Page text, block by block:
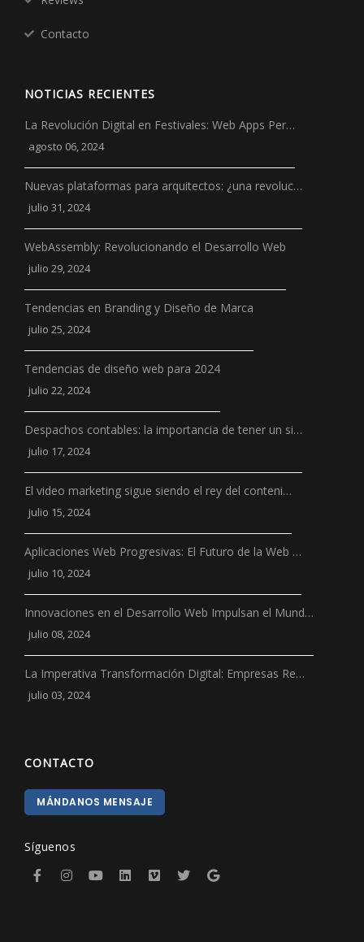
Contacto
NOTICIAS RECIENTES
La Revolución Digital en Festivales: Web Apps Per…
agosto 06, 2024
Nuevas plataformas para arquitectos: ¿una revoluc…
julio 31, 2024
WebAssembly: Revolucionando el Desarrollo Web
julio 29, 2024
Tendencias en Branding y Diseño de Marca
julio 25, 2024
Tendencias de diseño web para 2024
julio 22, 2024
Despachos contables: la importancia de tener un si…
julio 17, 2024
El video marketing sigue siendo el rey del conteni…
julio 15, 2024
Aplicaciones Web Progresivas: El Futuro de la Web …
julio 10, 2024
Innovaciones en el Desarrollo Web Impulsan el Mund…
julio 08, 2024
La Imperativa Transformación Digital: Empresas Re…
julio 03, 2024
CONTACTO
MÁNDANOS MENSAJE
Síguenos